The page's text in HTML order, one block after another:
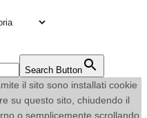
Search Button
il sito sono installati cookie
su questo sito, chiudendo il
o semplicemente scrollando